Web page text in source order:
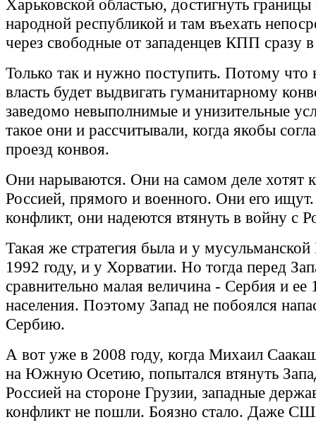
Харьковской областью, достигнуть границы
народной республикой и там въехать
через свободные от западенцев КПП сразу
Только так и нужно поступить. Потому что
власть будет выдвигать гуманитарному
заведомо невыполнимые и унизительные
такое они и рассчитывали, когда якобы
проезд конвоя.
Они нарываются. Они на самом деле хотят
Россией, прямого и военного. Они его ищут.
конфликт, они надеются втянуть в войну с
Такая же стратегия была и у
1992 году, и у Хорватии. Но тогда перед
сравнительно малая величина - Сербия и
населения. Поэтому Запад не побоялся
Сербию.
А вот уже в 2008 году, когда Михаил
на Южную Осетию, попытался втянуть
Россией на стороне Грузии, западные
конфликт не пошли. Боязно стало. Даже